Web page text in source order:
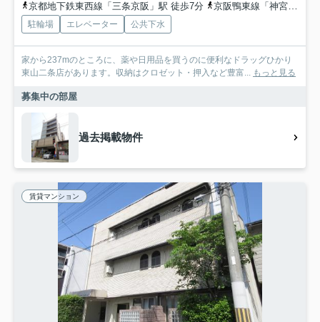
京都地下鉄東西線「三条京阪」駅 徒歩7分
京阪鴨東線「神宮丸太町」駅 徒歩9分
駐輪場 エレベーター 公共下水
家から237mのところに、薬や日用品を買うのに便利なドラッグひかり
東山二条店があります。収納はクロゼット・押入など豊富... もっと見る
募集中の部屋
過去掲載物件
賃貸マンション